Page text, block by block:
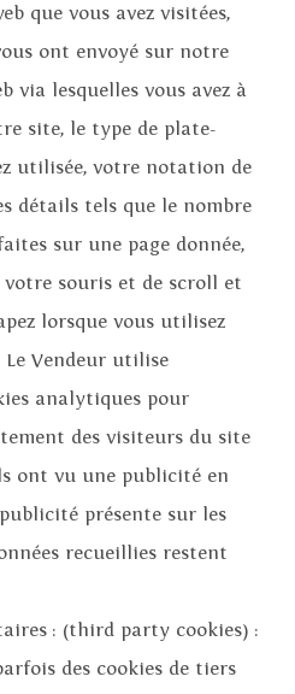
que vous avez visitées,
ont envoyé sur notre
via lesquelles vous avez à
site, le type de plate-
utilisée, votre notation de
détails tels que le nombre
sur une page donnée,
votre souris et de scroll et
lorsque vous utilisez
Vendeur utilise
analytiques pour
des visiteurs du site
ont vu une publicité en
présente sur les
recueillies restent
: (third party cookies) :
des cookies de tiers